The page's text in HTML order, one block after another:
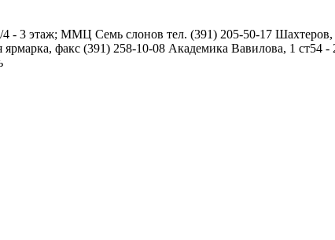
4 - 3 этаж; ММЦ Семь слонов тел. (391) 205-50-17
ярмарка, факс (391) 258-10-08 Академика Вавилова, 1 ст54